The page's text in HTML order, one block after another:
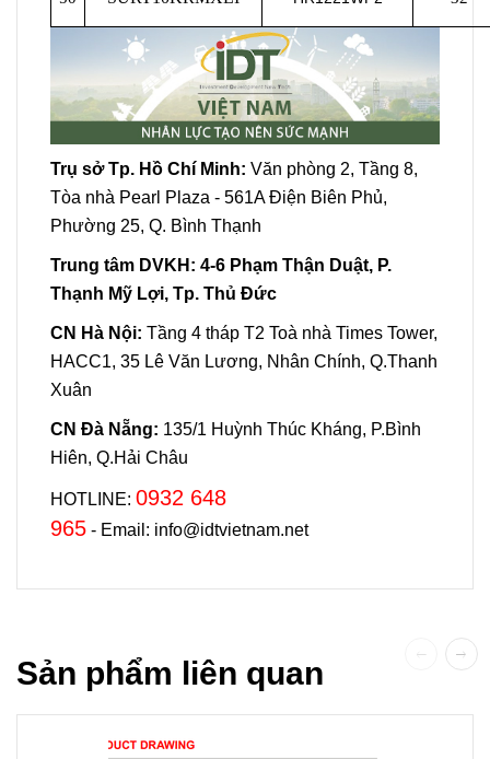
Trụ sở Tp. Hồ Chí Minh: Văn phòng 2, Tầng 8,
Tòa nhà Pearl Plaza - 561A Điện Biên Phủ,
Phường 25, Q. Bình Thạnh
Trung tâm DVKH: 4-6 Phạm Thận Duật, P.
Thạnh Mỹ Lợi, Tp. Thủ Đức
CN Hà Nội: Tầng 4 tháp T2 Toà nhà Times Tower,
HACC1, 35 Lê Văn Lương, Nhân Chính, Q.Thanh
Xuân
CN Đà Nẵng: 135/1 Huỳnh Thúc Kháng, P.Bình
Hiên, Q.Hải Châu
HOTLINE: 0932 648
965 - Email: info@idtvietnam.net
Sản phẩm liên quan